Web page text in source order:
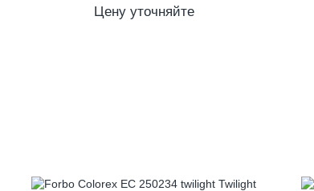
Цену уточняйте